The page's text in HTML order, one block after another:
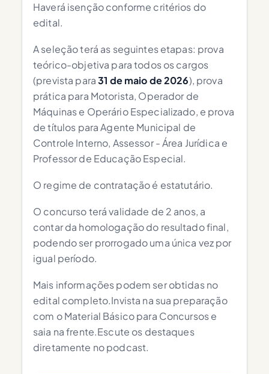
Haverá isenção conforme critérios do
edital.
A seleção terá as seguintes etapas: prova
teórico-objetiva para todos os cargos
(prevista para31 de maio de 2026), prova
prática para Motorista, Operador de
Máquinas e Operário Especializado, e prova
de títulos para Agente Municipal de
Controle Interno, Assessor - Área Jurídica e
Professor de Educação Especial.
O regime de contratação é estatutário.
O concurso terá validade de 2 anos, a
contar da homologação do resultado final,
podendo ser prorrogado uma única vez por
igual período.
Mais informações podem ser obtidas no
edital completo.Invista na sua preparação
com o Material Básico para Concursos e
saia na frente.Escute os destaques
diretamente no podcast.